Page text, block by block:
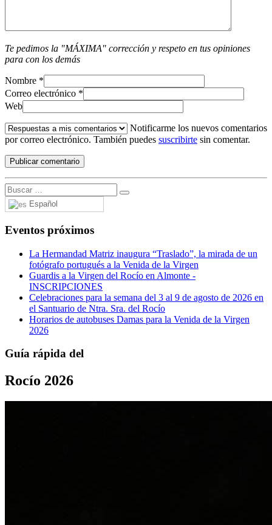
Te pedimos la "MÁXIMA" corrección y respeto en tus opiniones
para con los demás
Nombre *
Correo electrónico *
Web
Notificarme los nuevos comentarios
por correo electrónico. También puedes suscribirte sin comentar.
Español
Eventos próximos
La Hermandad Matriz inaugura “Traslado”, la mirada de un
fotógrafo portugués a la Venida de la Virgen
Guardis a la Virgen del Rocío en Almonte -
INSCRIPCIONES
Celebraciones para la semana del 3 al 9 de agosto de 2026 en
el Santuario de Ntra. Sra. del Rocío
Horarios de autobuses Damas para la Venida de la Virgen
2026
Guía rápida del
Rocío 2026